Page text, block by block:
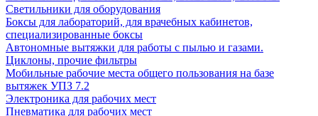
Светильники для оборудования
Боксы для лабораторий, для врачебных кабинетов,
специализированные боксы
Автономные вытяжки для работы с пылью и газами.
Циклоны, прочие фильтры
Мобильные рабочие места общего пользования на базе
вытяжек УПЗ 7.2
Электроника для рабочих мест
Пневматика для рабочих мест